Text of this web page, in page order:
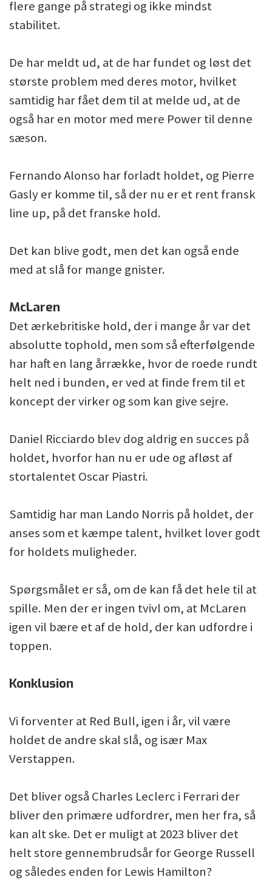
flere gange på strategi og ikke mindst
stabilitet.
De har meldt ud, at de har fundet og løst det
største problem med deres motor, hvilket
samtidig har fået dem til at melde ud, at de
også har en motor med mere Power til denne
sæson.
Fernando Alonso har forladt holdet, og Pierre
Gasly er komme til, så der nu er et rent fransk
line up, på det franske hold.
Det kan blive godt, men det kan også ende
med at slå for mange gnister.
McLaren
Det ærkebritiske hold, der i mange år var det
absolutte tophold, men som så efterfølgende
har haft en lang årrække, hvor de roede rundt
helt ned i bunden, er ved at finde frem til et
koncept der virker og som kan give sejre.
Daniel Ricciardo blev dog aldrig en succes på
holdet, hvorfor han nu er ude og afløst af
stortalentet Oscar Piastri.
Samtidig har man Lando Norris på holdet, der
anses som et kæmpe talent, hvilket lover godt
for holdets muligheder.
Spørgsmålet er så, om de kan få det hele til at
spille. Men der er ingen tvivl om, at McLaren
igen vil bære et af de hold, der kan udfordre i
toppen.
Konklusion
Vi forventer at Red Bull, igen i år, vil være
holdet de andre skal slå, og især Max
Verstappen.
Det bliver også Charles Leclerc i Ferrari der
bliver den primære udfordrer, men her fra, så
kan alt ske. Det er muligt at 2023 bliver det
helt store gennembrudsår for George Russell
og således enden for Lewis Hamilton?